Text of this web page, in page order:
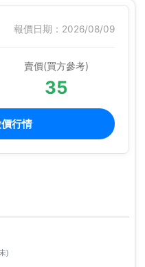
報價日期：2026/08/09
賣價(買方參考)
35
行情
)